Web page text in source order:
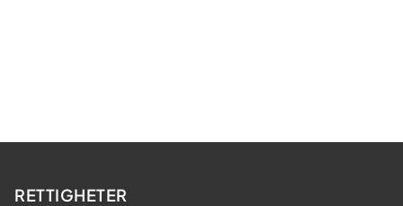
RETTIGHETER